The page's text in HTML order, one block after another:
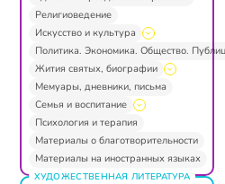
Религиоведение
Искусство и культура
Политика. Экономика. Общество.
Жития святых, биографии
Мемуары, дневники, письма
Семья и воспитание
Психология и терапия
Материалы о благотворительности
Материалы на иностранных языках
ХУДОЖЕСТВЕННАЯ ЛИТЕРАТУРА